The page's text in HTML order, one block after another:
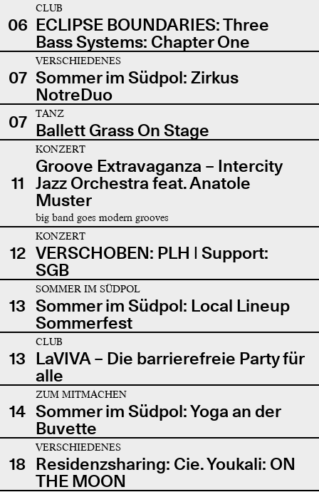
06
CLUB
ECLIPSE BOUNDARIES: Three
Bass Systems: Chapter One
07
VERSCHIEDENES
Sommer im Südpol: Zirkus
NotreDuo
07
TANZ
Ballett Grass On Stage
11
KONZERT
Groove Extravaganza – Intercity
Jazz Orchestra feat. Anatole
Muster
big band goes modern grooves
12
KONZERT
VERSCHOBEN: PLH | Support:
SGB
13
SOMMER IM SÜDPOL
Sommer im Südpol: Local Lineup
Sommerfest
13
CLUB
LaVIVA – Die barrierefreie Party für
alle
14
ZUM MITMACHEN
Sommer im Südpol: Yoga an der
Buvette
18
VERSCHIEDENES
Residenzsharing: Cie. Youkali: ON
THE MOON